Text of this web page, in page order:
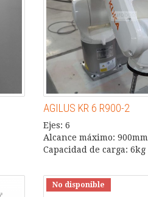
AGILUS KR 6 R900-2
Ejes: 6
Alcance máximo: 900mm
Capacidad de carga: 6kg
No disponible